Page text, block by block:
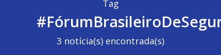
Tag
3 notícia(s) encontrada(s)